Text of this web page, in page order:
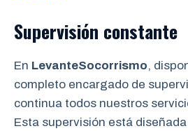
Supervisión constante
En LevanteSocorrismo,
completo encargado de
continua todos nuestros
Esta supervisión está